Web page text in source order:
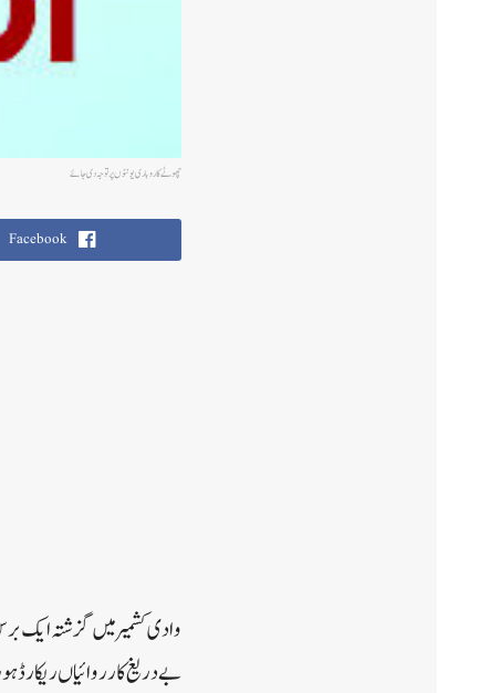
چھوٹے کاروباری یونٹوں پر توجہ دی جائے
Facebook
وادی کشمیر میں گزشتہ ایک
بے دریغ کارروائیاں ریکارڈ